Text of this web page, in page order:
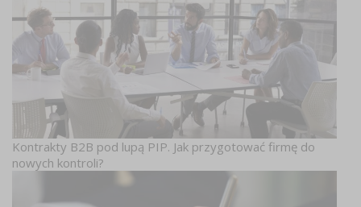
Kontrakty B2B pod lupą PIP. Jak przygotować firmę do
nowych kontroli?